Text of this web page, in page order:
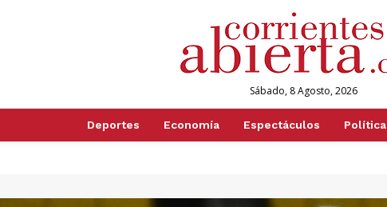
Sábado, 8 Agosto, 2026
Deportes Economía Espectáculos Política